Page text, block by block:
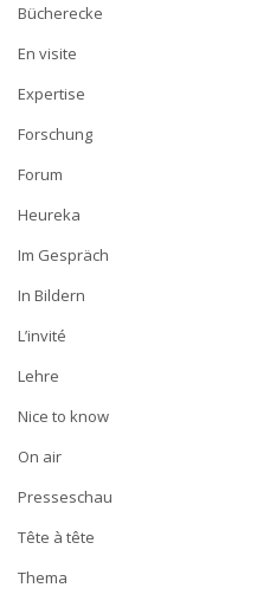
Bücherecke
En visite
Expertise
Forschung
Forum
Heureka
Im Gespräch
In Bildern
L’invité
Lehre
Nice to know
On air
Presseschau
Tête à tête
Thema